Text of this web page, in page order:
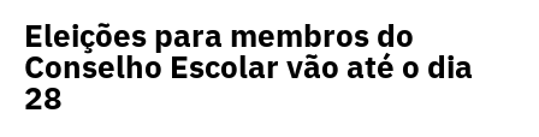
Eleições para membros do
Conselho Escolar vão até o dia
28